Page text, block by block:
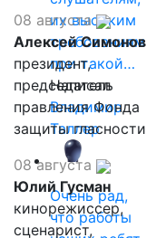
их высоким
требованиям
при такой…
Написал
Владимир
Таллер
Очень рад,
что работы
08 августа
Алексей Симонов
президент,
председатель
правления Фонда
защиты гласности
08 августа
Юлий Гусман
кинорежиссер,
сценарист,